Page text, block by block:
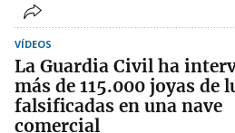
VÍDEOS
La Guardia Civil ha
más de 115.000 joyas de
falsificadas en una nave
comercial